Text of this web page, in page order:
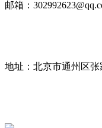
邮箱：
地址：北京市通州区